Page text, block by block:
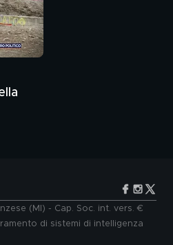
(MI) - Cap. Soc. int. vers. €
di sistemi di intelligenza